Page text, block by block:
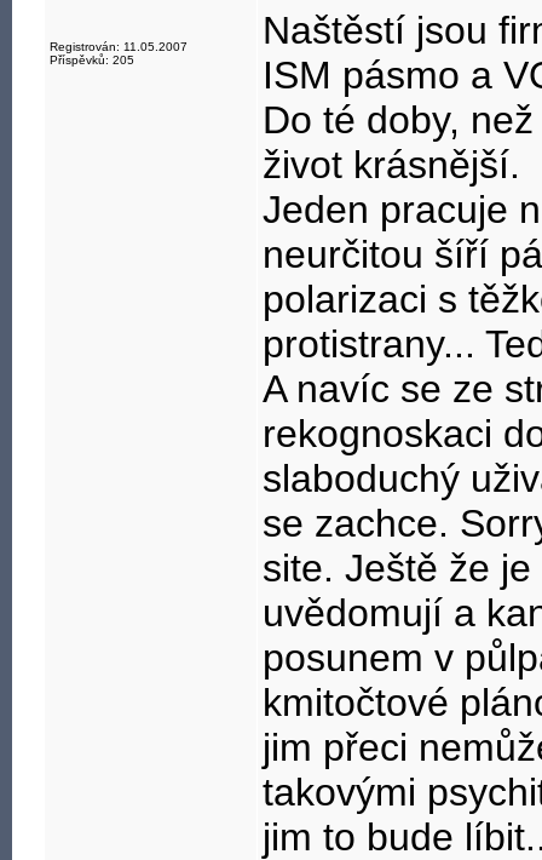
Příspěvky
názory
Díky za
Registrován: 11.05.2007
Příspěvků: 205
Naštěstí jsou
ISM pásmo a
Do té doby,
život krásnější.
Jeden pracuje
neurčitou šíří
polarizaci s
protistrany...
A navíc se ze
rekognoskaci
slaboduchý
se zachce.
site. Ještě že
uvědomují a
posunem v
kmitočtové
jim přeci
takovými
jim to bude